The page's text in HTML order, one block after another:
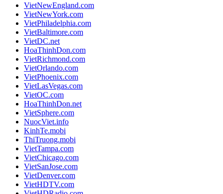
VietNewEngland.com
VietNewYork.com
VietPhiladelphia.com
VietBaltimore.com
VietDC.net
HoaThinhDon.com
VietRichmond.com
VietOrlando.com
VietPhoenix.com
VietLasVegas.com
VietOC.com
HoaThinhDon.net
VietSphere.com
NuocViet.info
KinhTe.mobi
ThiTruong.mobi
VietTampa.com
VietChicago.com
VietSanJose.com
VietDenver.com
VietHDTV.com